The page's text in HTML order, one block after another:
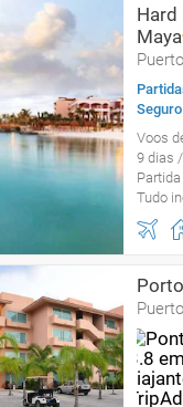
Hard
Maya
Voos
9 dias
Tudo